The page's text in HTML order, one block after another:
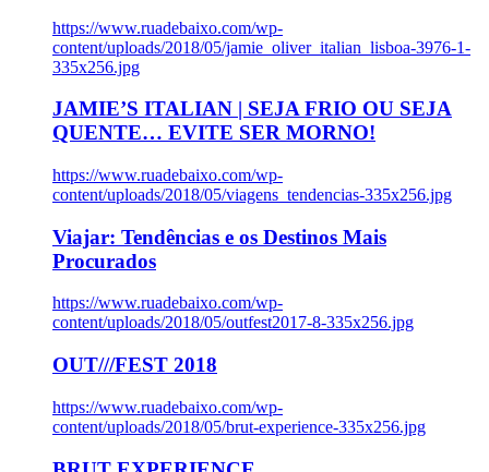
https://www.ruadebaixo.com/wp-
content/uploads/2018/05/jamie_oliver_italian_lisboa-3976-1-
335x256.jpg
JAMIE’S ITALIAN | SEJA FRIO OU SEJA
QUENTE… EVITE SER MORNO!
https://www.ruadebaixo.com/wp-
content/uploads/2018/05/viagens_tendencias-335x256.jpg
Viajar: Tendências e os Destinos Mais
Procurados
https://www.ruadebaixo.com/wp-
content/uploads/2018/05/outfest2017-8-335x256.jpg
OUT///FEST 2018
https://www.ruadebaixo.com/wp-
content/uploads/2018/05/brut-experience-335x256.jpg